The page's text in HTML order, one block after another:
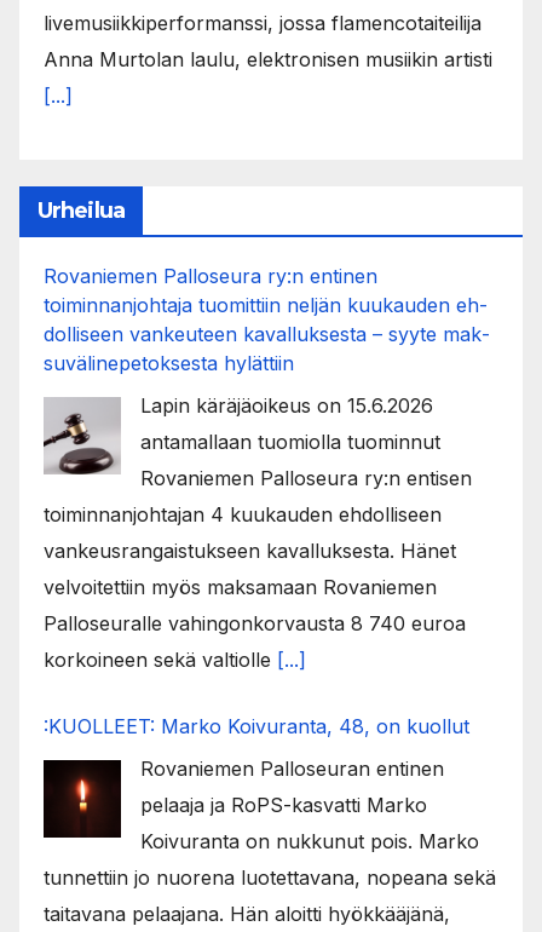
livemusiikkiperformanssi, jossa flamencotaiteilija
Anna Murtolan laulu, elektronisen musiikin artisti
[...]
Urheilua
Rovaniemen Palloseura ry:n entinen
toiminnanjohtaja tuo­mit­tiin neljän kuu­kau­den eh­
dol­li­seen van­keu­teen ka­val­luk­ses­ta – syyte mak­
su­vä­li­ne­pe­tok­ses­ta hy­lät­tiin
Lapin käräjäoikeus on 15.6.2026
antamallaan tuomiolla tuominnut
Rovaniemen Palloseura ry:n entisen
toiminnanjohtajan 4 kuukauden ehdolliseen
vankeusrangaistukseen kavalluksesta. Hänet
velvoitettiin myös maksamaan Rovaniemen
Palloseuralle vahingonkorvausta 8 740 euroa
korkoineen sekä valtiolle [...]
:KUOLLEET: Marko Koivuranta, 48, on kuollut
Rovaniemen Palloseuran entinen
pelaaja ja RoPS-kasvatti Marko
Koivuranta on nukkunut pois. Marko
tunnettiin jo nuorena luotettavana, nopeana sekä
taitavana pelaajana. Hän aloitti hyökkääjänä,